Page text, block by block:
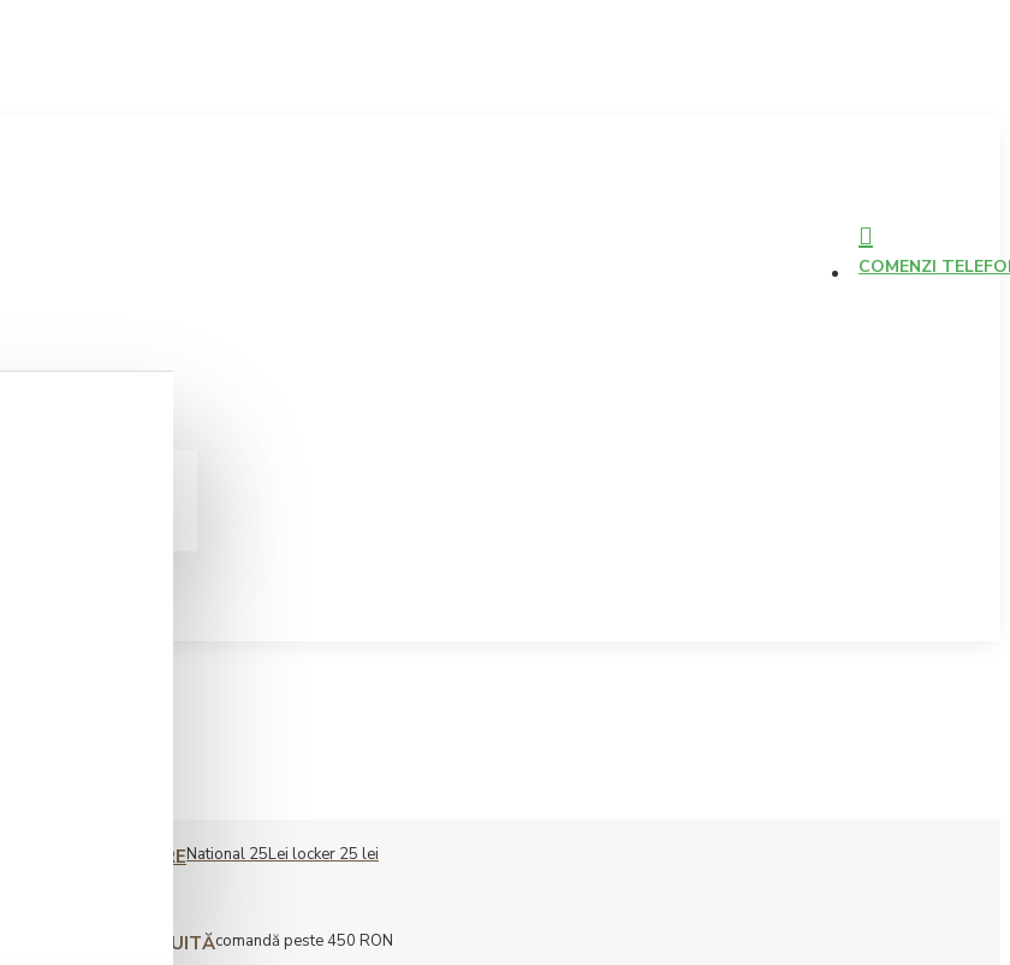
COMENZI
COST LIVRARENational 25Lei locker 25 lei
LIVRARE GRATUITĂcomandă peste 450 RON